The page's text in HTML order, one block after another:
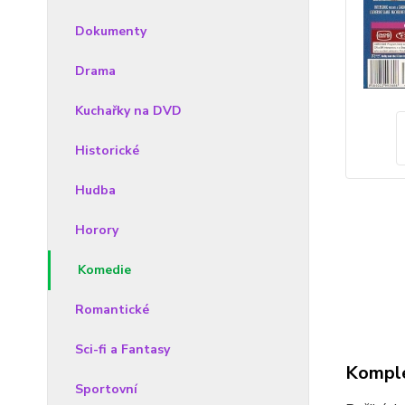
Dokumenty
Drama
Kuchařky na DVD
Historické
Hudba
Horory
Komedie
Romantické
Sci-fi a Fantasy
Sportovní